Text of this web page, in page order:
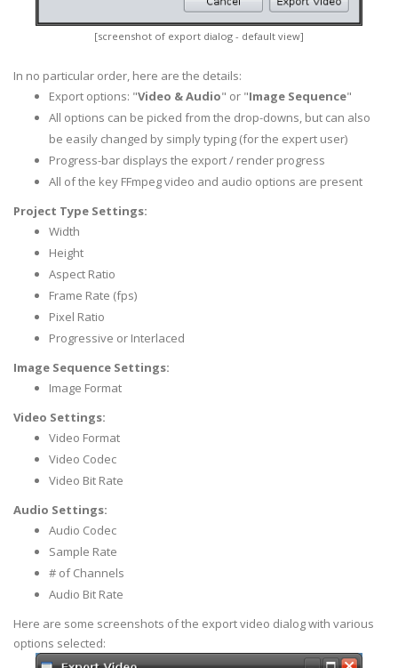
[screenshot of export dialog - default view]
In no particular order, here are the details:
Export options: "Video & Audio" or "Image Sequence"
All options can be picked from the drop-downs, but can also
be easily changed by simply typing (for the expert user)
Progress-bar displays the export / render progress
All of the key FFmpeg video and audio options are present
Project Type Settings:
Width
Height
Aspect Ratio
Frame Rate (fps)
Pixel Ratio
Progressive or Interlaced
Image Sequence Settings:
Image Format
Video Settings:
Video Format
Video Codec
Video Bit Rate
Audio Settings:
Audio Codec
Sample Rate
# of Channels
Audio Bit Rate
Here are some screenshots of the export video dialog with various
options selected: